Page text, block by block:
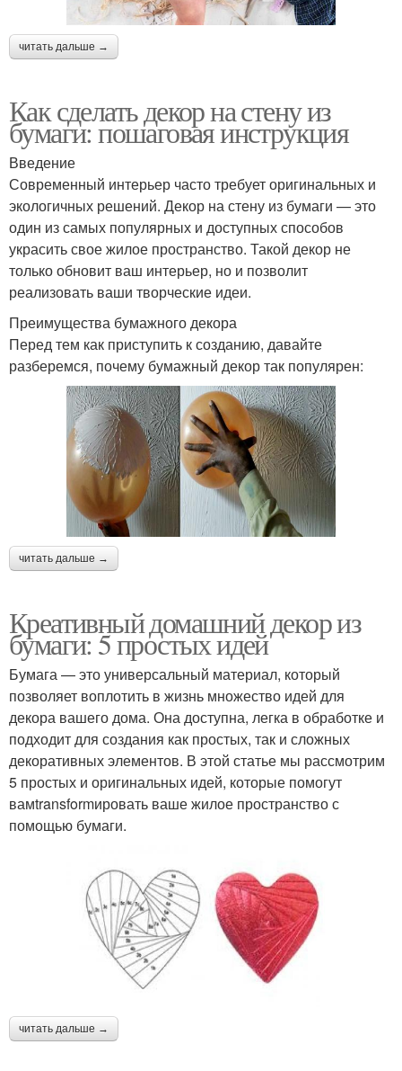
читать дальше →
Как сделать декор на стену из
бумаги: пошаговая инструкция
Введение
Современный интерьер часто требует оригинальных и
экологичных решений. Декор на стену из бумаги — это
один из самых популярных и доступных способов
украсить свое жилое пространство. Такой декор не
только обновит ваш интерьер, но и позволит
реализовать ваши творческие идеи.
Преимущества бумажного декора
Перед тем как приступить к созданию, давайте
разберемся, почему бумажный декор так популярен:
читать дальше →
Креативный домашний декор из
бумаги: 5 простых идей
Бумага — это универсальный материал, который
позволяет воплотить в жизнь множество идей для
декора вашего дома. Она доступна, легка в обработке и
подходит для создания как простых, так и сложных
декоративных элементов. В этой статье мы рассмотрим
5 простых и оригинальных идей, которые помогут
вамtransformировать ваше жилое пространство с
помощью бумаги.
читать дальше →